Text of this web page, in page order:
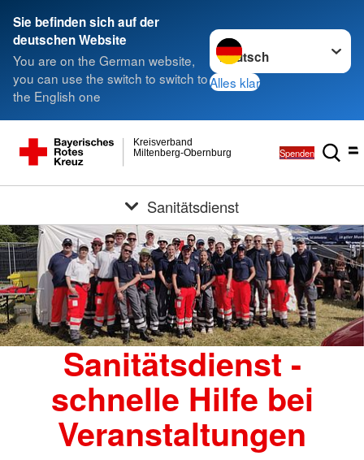
Sie befinden sich auf der
deutschen Website
You are on the German website,
you can use the switch to switch to
the English one
Sprache wechseln zu
Alles klar
Miltenberg-Obernburg
Kreisverband
Spenden
Sanitätsdienst
Sanitätsdienst -
schnelle Hilfe bei
Veranstaltungen